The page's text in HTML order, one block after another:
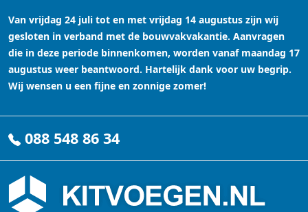
Van vrijdag 24 juli tot en met vrijdag 14 augustus zijn wij
gesloten in verband met de bouwvakvakantie. Aanvragen
die in deze periode binnenkomen, worden vanaf maandag 17
augustus weer beantwoord. Hartelijk dank voor uw begrip.
Wij wensen u een fijne en zonnige zomer!
088 548 86 34